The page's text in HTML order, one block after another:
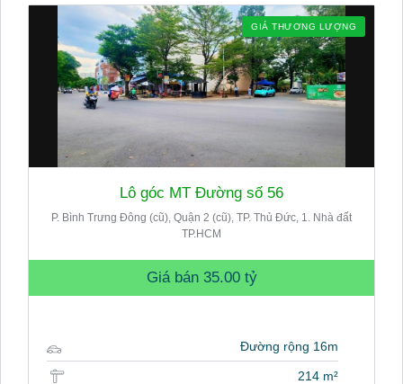
GIÁ THƯƠNG LƯỢNG
Lô góc MT Đường số 56
P. Bình Trưng Đông (cũ), Quận 2 (cũ), TP. Thủ Đức, 1. Nhà đất
TP.HCM
Giá bán 35.00 tỷ
Đường rộng 16m
214 m²